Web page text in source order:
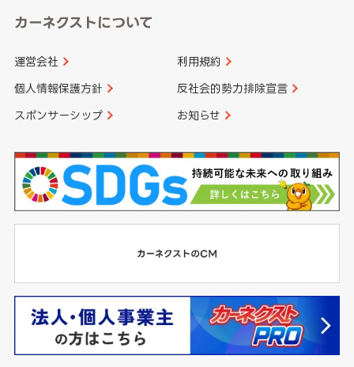
カーネクストについて
運営会社 利用規約
個人情報保護方針 反社会的勢力排除宣言
スポンサーシップ お知らせ